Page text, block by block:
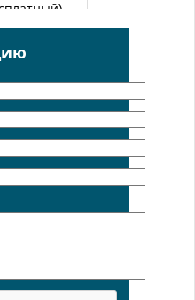
площадок,
,Екатеринбурге,
.